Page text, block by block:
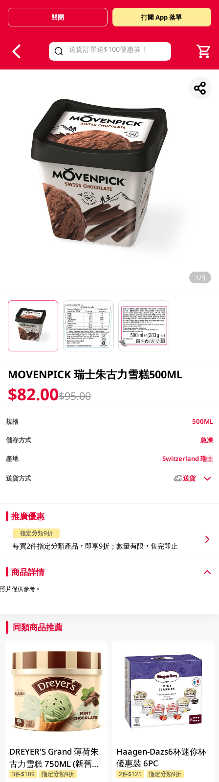
Valid Until 30 June 2026
關閉 打開 App 落單
1/3
MOVENPICK 瑞士朱古力雪糕500ML
$82.00$95.00
規格 500ML
儲存方式 急凍
產地 Switzerland 瑞士
送貨方式 送貨
推廣優惠
指定分類9折
每買2件指定分類產品，即享9折；數量有限，售完即止
商品詳情
照片僅供參考。
同類商品推薦
DREYER'S Grand 薄荷朱
古力雪糕 750ML (新舊包
裝隨機發貨)
3件$109 指定分類9折
Haagen-Dazs6杯迷你杯
優惠裝 6PC
2件$125 指定分類9折